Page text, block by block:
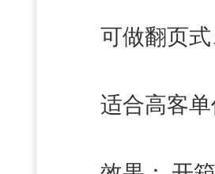
可做翻页式
适合高客单